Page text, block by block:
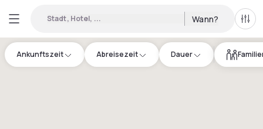
Stadt, Hotel, ... Wann? Alle
Ankunftszeit Abreisezeit Dauer